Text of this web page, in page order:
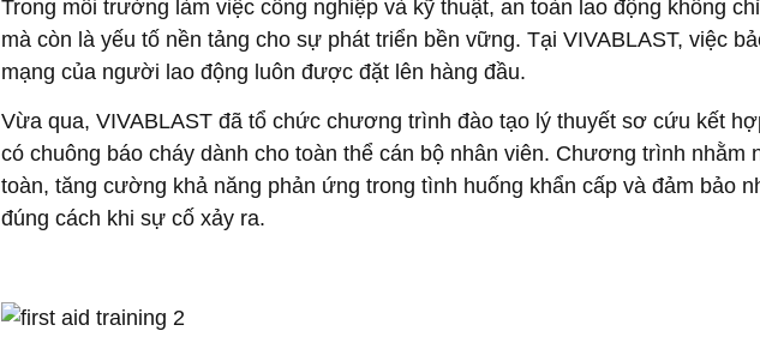
Trong môi trường làm việc công nghiệp và kỹ thuật, an toàn lao động không
mà còn là yếu tố nền tảng cho sự phát triển bền vững. Tại VIVABLAST, việc
mạng của người lao động luôn được đặt lên hàng đầu.
Vừa qua, VIVABLAST đã tổ chức chương trình đào tạo lý thuyết sơ cứu kết
có chuông báo cháy dành cho toàn thể cán bộ nhân viên. Chương trình nhằm
toàn, tăng cường khả năng phản ứng trong tình huống khẩn cấp và đảm bảo
đúng cách khi sự cố xảy ra.